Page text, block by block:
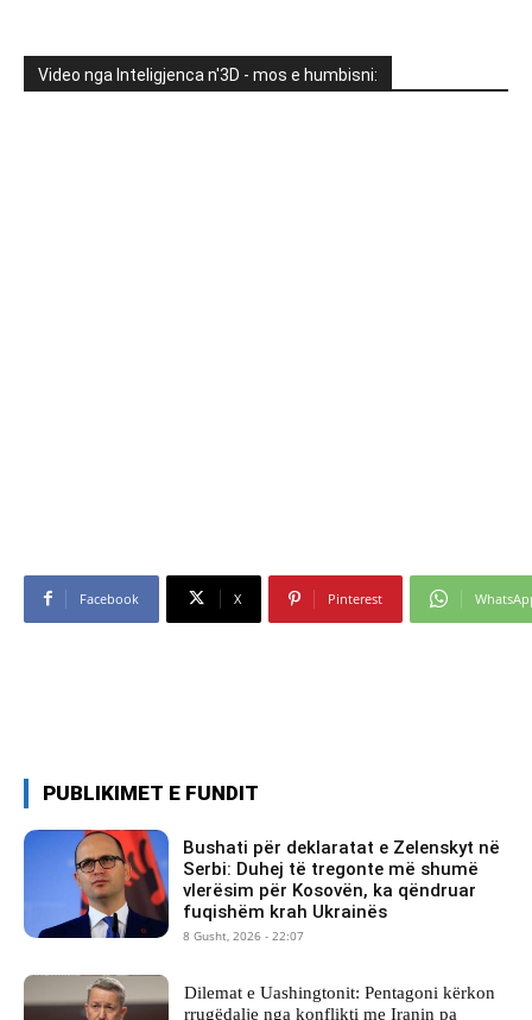
Video nga Inteligjenca n'3D - mos e humbisni:
Facebook X Pinterest
PUBLIKIMET E FUNDIT
Bushati për deklaratat e Zelenskyt në
Serbi: Duhej të tregonte më shumë
vlerësim për Kosovën, ka qëndruar
fuqishëm krah Ukrainës
8 Gusht, 2026 - 22:07
Dilemat e Uashingtonit: Pentagoni kërkon
rrugëdalje nga konflikti me Iranin pa